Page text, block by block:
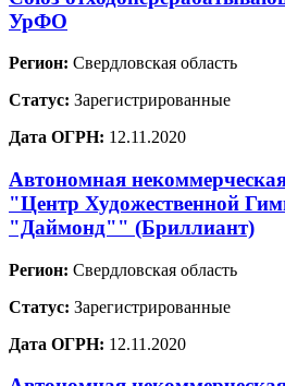
УрФО
Регион: Свердловская область
Статус: Зарегистрированные
Дата ОГРН: 12.11.2020
Автономная
"Центр Художественной
"Даймонд"" (Бриллиант)
Регион: Свердловская область
Статус: Зарегистрированные
Дата ОГРН: 12.11.2020